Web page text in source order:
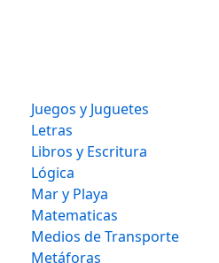
Juegos y Juguetes
Letras
Libros y Escritura
Lógica
Mar y Playa
Matematicas
Medios de Transporte
Metáforas